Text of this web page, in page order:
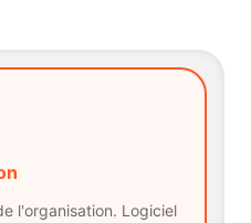
l'organisation. Logiciel